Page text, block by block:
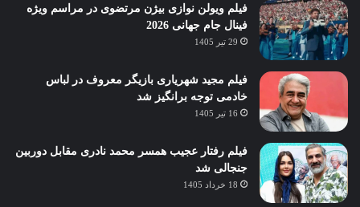
فیلم ویولن نوازی بیژن مرتضوی در مراسم ویژه
فینال جام جهانی 2026
29 تیر 1405
فیلم مجید شهریاری بازیگر معروف در لباس
خادمی توجه برانگیز شد
16 تیر 1405
فیلم رفتار عجیب همسر محمد نادری مقابل دوربین
جنجالی شد
18 خرداد 1405